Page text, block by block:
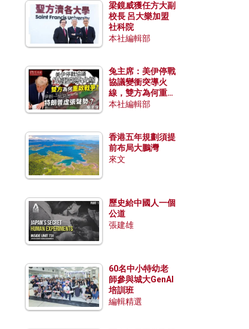
梁鏡威獲任方大副
校長 呂大樂加盟
社科院
本社編輯部
兔主席：美伊停戰
協議變衝突導火
線，雙方為何重啟
戰爭？伊朗一早洞
本社編輯部
香港五年規劃須提
前布局大鵬灣
來文
歷史給中國人一個
公道
張建雄
60名中小特幼老
師參與城大GenAI
培訓班
編輯精選